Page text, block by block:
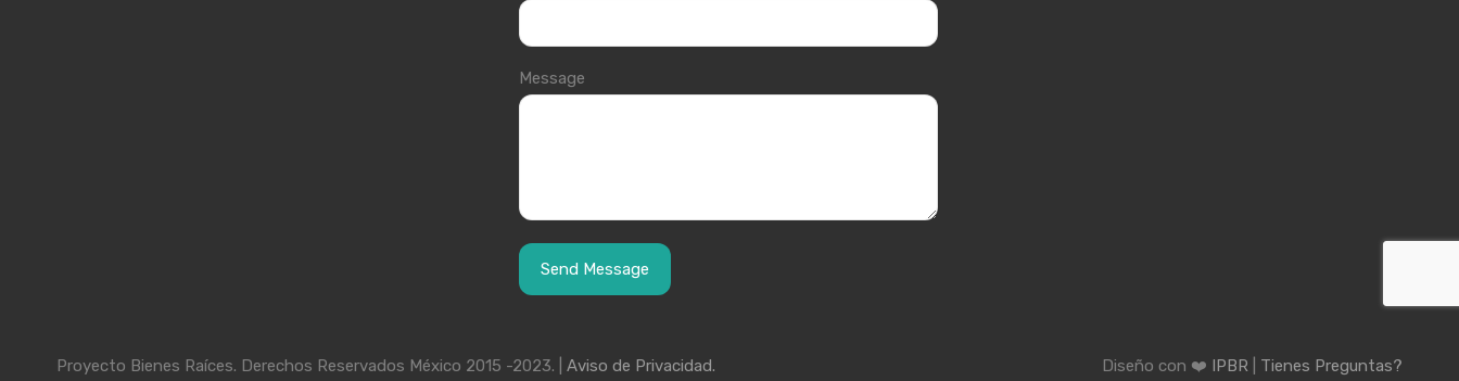
Message
Proyecto Bienes Raíces. Derechos Reservados México 2015 -2023. | Aviso de Privacidad. Diseño con ❤️ IPBR Tienes Preguntas?